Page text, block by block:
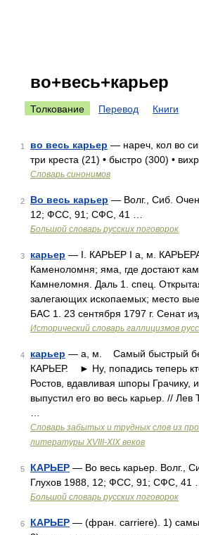
во+весь+карьер
Толкование Перевод Книги
1 во весь карьер — нареч, кол во
три креста (21) • быстро (300) •
Словарь синонимов
2 Во весь карьер — Волг., Сиб.
12; ФСС, 91; СФС, 41 …
Большой словарь русских поговорок
3 карьер — I. КАРЬЕР I а, м.
Каменоломня; яма, где достают
Камнеломня. Даль 1. спец.
залегающих ископаемых; место
БАС 1. 23 сентября 1797 г. Сенат
Исторический словарь галлицизмов
4 карьер — а, м. Самый быстрый
КАРЬЕР. ► Ну, попадись теперь
Ростов, вдавливая шпоры Грачику,
выпустил его во весь карьер. //
Словарь забытых и трудных слов из
литературы ХVIII-ХIХ веков
5 КАРЬЕР — Во весь карьер. Волг.,
Глухов 1988, 12; ФСС, 91; СФС, 41 …
Большой словарь русских поговорок
6 КАРЬЕР — (фран. carriere). 1)